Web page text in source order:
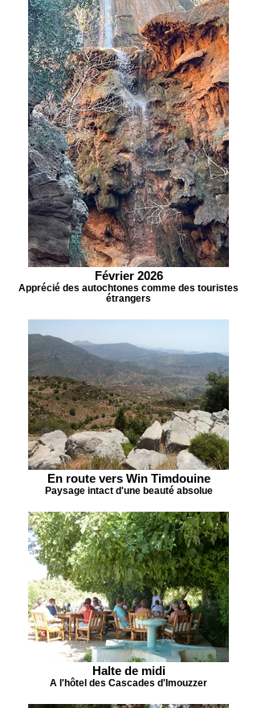
Février 2026
Apprécié des autochtones comme des touristes
étrangers
En route vers Win Timdouine
Paysage intact d'une beauté absolue
Halte de midi
A l'hôtel des Cascades d'Imouzzer